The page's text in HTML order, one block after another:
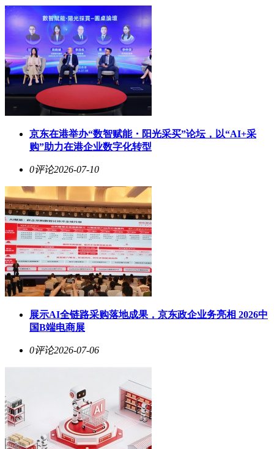
京东在港举办“数智赋能・阳光采买”论坛，以“AI+采
购”助力在港企业数字化转型
0评论2026-07-10
展示AI全链路采购落地成果，京东政企业务亮相 2026中
国B端电商展
0评论2026-07-06